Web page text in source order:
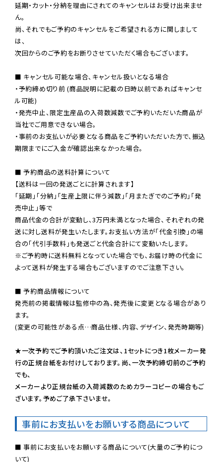
延期・カット・分納を理由にされてのキャンセルはお受け出来ませ
ん。
尚、それでもご予約のキャンセルをご希望される方に関しまして
は、
次回からのご予約をお断りさせていただく場合もございます。
■ キャンセル可能な場合、キャンセル扱いとなる場合
・予約締め切り前 (商品説明に記載の日時以前であればキャンセ
ル可能)
・発売中止、限定生産品の入荷数減数でご予約いただいた商品が
当社でご用意できない場合。
・事前のお支払いが必要となる商品をご予約いただいた方で、振込
期限までにご入金が確認出来なかった場合。
■ 予約商品の送料計算について
【送料は一回の発送ごとに計算されます】
「延期」「分納」「生産上限に伴う減数」「月またぎでのご予約」「発
売中止」等で
商品代金の合計が変動し、3万円未満となった場合、それぞれの発
送に対し送料が発生いたします。お支払い方法が「代金引換」の場
※ご予約時に送料無料となっていた場合でも、お届け時の代金に
よって送料が発生する場合もございますのでご注意下さい。
■ 予約商品情報について
発売前の掲載情報は監修中の為、発売後に変更となる場合があり
ます。
(変更の可能性がある点…商品仕様、内容、デザイン、発売時期等)
★一次予約でご予約頂いたご注文は、1セットにつき1枚メーカー発
行の正規台紙をお付けしております。尚、一次予約締切前のご予約
でも、
メーカーより正規台紙の入荷減数のためカラーコピーの場合もご
ざいます。予めご了承下さいませ。
事前にお支払いをお願いする商品について
■ 事前にお支払いをお願いする商品について(大量のご予約につ
いて)